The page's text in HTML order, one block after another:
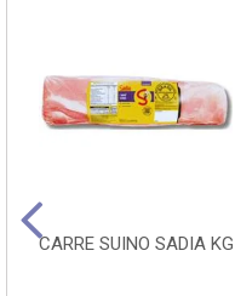
CARRE SUINO SADIA KG